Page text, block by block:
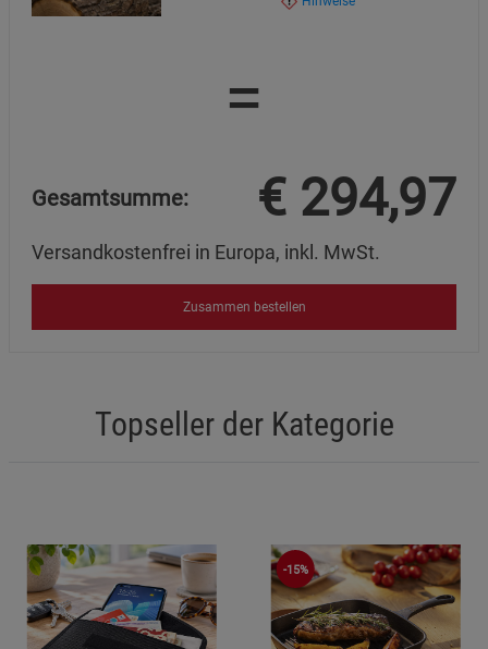
=
Gesamtsumme: € 294,97
Versandkostenfrei in Europa, inkl. MwSt.
Zusammen bestellen
Topseller der Kategorie
-15%